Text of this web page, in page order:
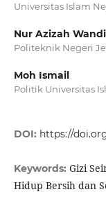
Universitas Islam
Nur Azizah
Politeknik Negeri
Moh Ismail
Politik Universitas
DOI: https://
Keywords: Gizi
Hidup Bersih dan